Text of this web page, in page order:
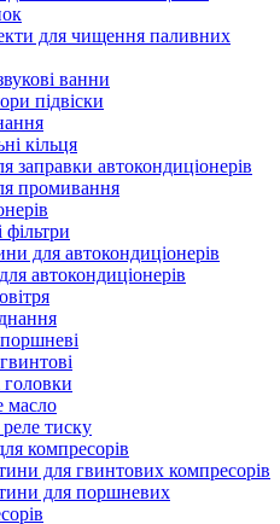
для чищення паливних
ванни
підвіски
кільця
заправки автокондиціонерів
промивання
для автокондиціонерів
автокондиціонерів
масло
тиску
компресорів
для гвинтових компресорів
для поршневих